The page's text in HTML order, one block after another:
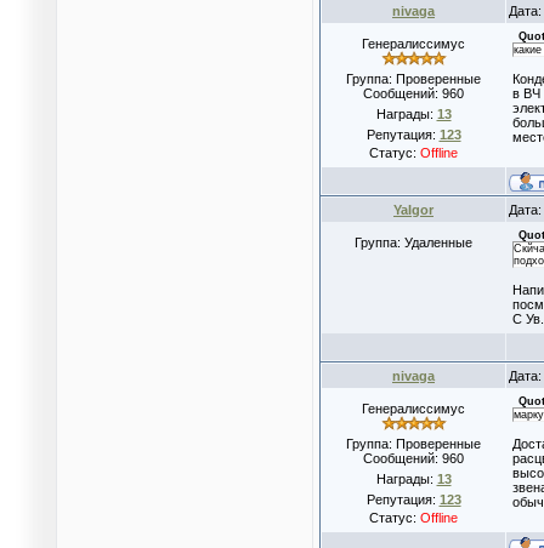
nivaga
Генералиссимус
Группа: Проверенные
Сообщений: 960
Награды: 13
Репутация: 123
Статус: Offline
в ВЧ
YaIgor
Группа: Удаленные
С
nivaga
Генералиссимус
Группа: Проверенные
Сообщений: 960
Награды: 13
Репутация: 123
Статус: Offline